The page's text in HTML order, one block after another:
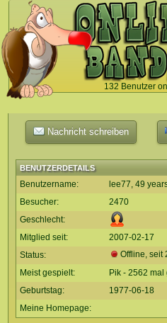
132 Benutzer
`
Nachricht schreiben
BENUTZERDETAILS
Benutzername:
lee77, 49
Besucher:
2470
Geschlecht:
Mitglied seit:
2007-02-17
Status:
Offline, seit
Meist gespielt:
Pik - 2562
Geburtstag:
1977-06-18
Meine Homepage: